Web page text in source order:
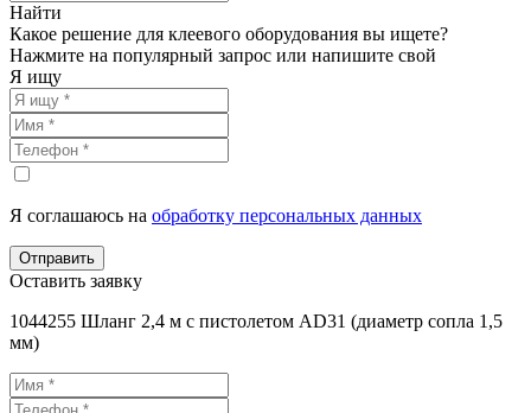
Найти
Какое решение для клеевого оборудования вы ищете?
Нажмите на популярный запрос или напишите свой
Я ищу
Я соглашаюсь на обработку персональных данных
Отправить
Оставить заявку
1044255 Шланг 2,4 м с пистолетом AD31 (диаметр сопла 1,5
мм)